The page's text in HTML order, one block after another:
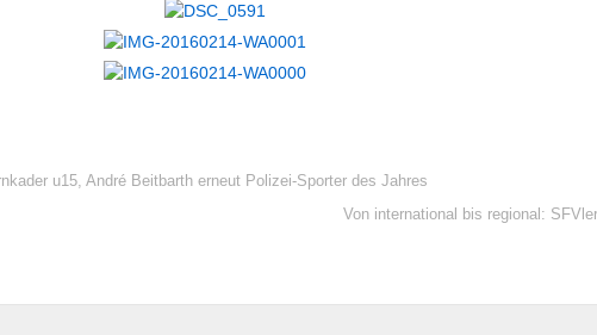
u15, André Beitbarth erneut Polizei-Sporter des Jahres
Von international bis regional: